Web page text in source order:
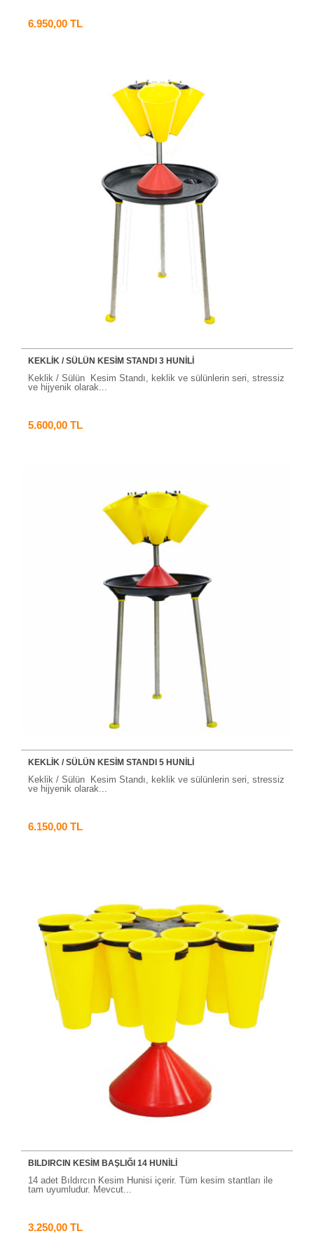
6.950,00 TL
KEKLİK / SÜLÜN KESİM STANDI 3 HUNİLİ
Keklik / Sülün Kesim Standı, keklik ve sülünlerin seri, stressiz
ve hijyenik olarak...
5.600,00 TL
KEKLİK / SÜLÜN KESİM STANDI 5 HUNİLİ
Keklik / Sülün Kesim Standı, keklik ve sülünlerin seri, stressiz
ve hijyenik olarak...
6.150,00 TL
BILDIRCIN KESİM BAŞLIĞI 14 HUNİLİ
14 adet Bıldırcın Kesim Hunisi içerir. Tüm kesim stantları ile
tam uyumludur. Mevcut...
3.250,00 TL